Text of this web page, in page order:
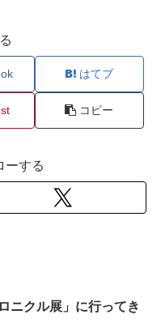
はてブ
コピー
ーする
ニクル展」に行ってき